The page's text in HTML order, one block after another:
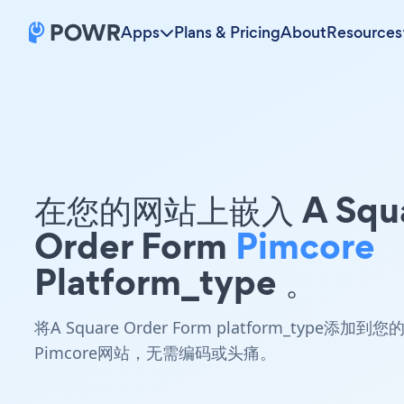
Apps Plans & PricingAboutResources
在您的网站上嵌入 A
Order Form Pimcore
Platform_type 。
将A Square Order Form platform_type添加到您的
Pimcore网站，无需编码或头痛。